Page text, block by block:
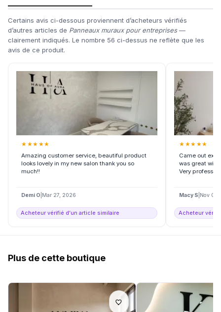
Certains avis ci-dessous proviennent d’acheteurs vérifiés
d’autres articles de Panneaux muraux pour entreprises—
clairement indiqués. Le nombre 56 ci-dessus ne reflète que les
avis de ce produit.
★ ★★ ★★
Amazing customer service, beautiful product
looks lovely in my new salon thank you so
much!!
Demi O Mar 27, 2026
Acheteur vérifié d’un article similaire
★ ★★ ★★
Came out
was great with
Very
Macy S Nov
Acheteur
Plus de cette boutique